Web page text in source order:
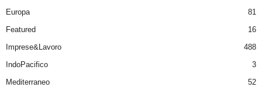
Europa
81
Featured
16
Imprese&Lavoro
488
IndoPacifico
3
Mediterraneo
52